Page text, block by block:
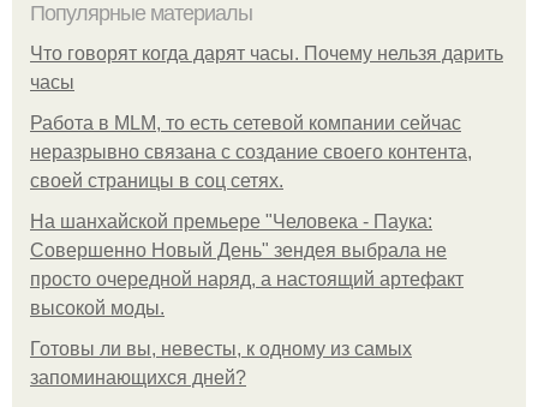
Популярные материалы
Что говорят когда дарят часы. Почему нельзя дарить
часы
Работа в MLM, то есть сетевой компании сейчас
неразрывно связана с создание своего контента,
своей страницы в соц сетях.
На шанхайской премьере "Человека - Паука:
Совершенно Новый День" зендея выбрала не
просто очередной наряд, а настоящий артефакт
высокой моды.
Готовы ли вы, невесты, к одному из самых
запоминающихся дней?